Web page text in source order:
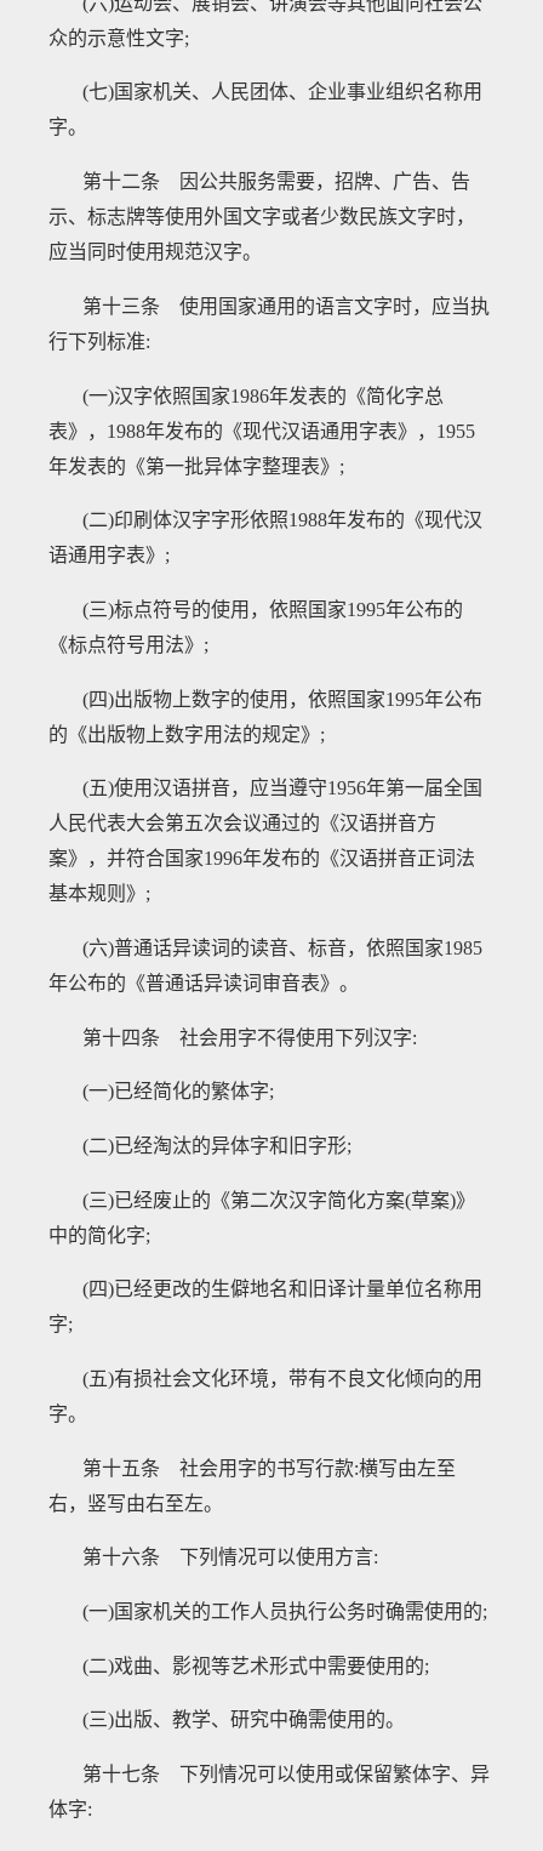
众的示意性文字;
(七)国家机关、人民团体、企业事业组织名称用
字。
第十二条 因公共服务需要，招牌、广告、告
示、标志牌等使用外国文字或者少数民族文字时，
应当同时使用规范汉字。
第十三条 使用国家通用的语言文字时，应当执
行下列标准:
(一)汉字依照国家1986年发表的《简化字总
表》，1988年发布的《现代汉语通用字表》，1955
年发表的《第一批异体字整理表》;
(二)印刷体汉字字形依照1988年发布的《现代汉
语通用字表》;
(三)标点符号的使用，依照国家1995年公布的
《标点符号用法》;
(四)出版物上数字的使用，依照国家1995年公布
的《出版物上数字用法的规定》;
(五)使用汉语拼音，应当遵守1956年第一届全国
人民代表大会第五次会议通过的《汉语拼音方
案》，并符合国家1996年发布的《汉语拼音正词法
基本规则》;
(六)普通话异读词的读音、标音，依照国家1985
年公布的《普通话异读词审音表》。
第十四条 社会用字不得使用下列汉字:
(一)已经简化的繁体字;
(二)已经淘汰的异体字和旧字形;
(三)已经废止的《第二次汉字简化方案(草案)》
中的简化字;
(四)已经更改的生僻地名和旧译计量单位名称用
字;
(五)有损社会文化环境，带有不良文化倾向的用
字。
第十五条 社会用字的书写行款:横写由左至
右，竖写由右至左。
第十六条 下列情况可以使用方言:
(一)国家机关的工作人员执行公务时确需使用的;
(二)戏曲、影视等艺术形式中需要使用的;
(三)出版、教学、研究中确需使用的。
第十七条 下列情况可以使用或保留繁体字、异
体字: